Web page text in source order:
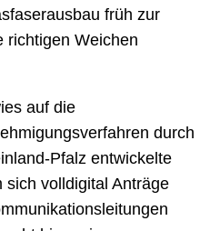
früh zur
richtigen Weichen
auf die
durch
Pfalz entwickelte
sich volldigital Anträge